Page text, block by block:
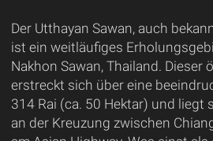
Der Utthayan Sawan, auch
ist ein weitläufiges
Nakhon Sawan, Thailand. Dieser
erstreckt sich über eine
314 Rai (ca. 50 Hektar) und
an der Kreuzung zwischen